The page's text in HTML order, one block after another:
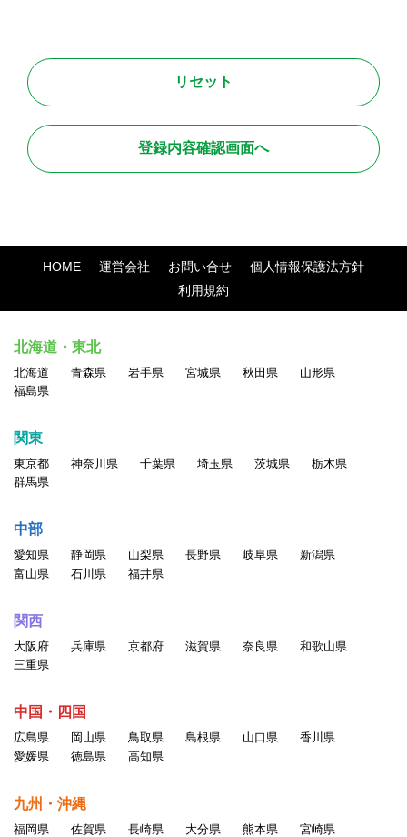
●禁止行為
本サービス利用に関しまして、全てのユーザが法令に則って安
全且つ快適に取引を行って頂くために、以下に定める行為を禁
る行為
・他のユーザのアクセスまたは操作を妨害する行為
・サイト運営またはネットワーク・システムを妨害する行為
権、その他の権利を侵害する行為
・他のユーザに対する中傷、脅迫、いやがらせ、その他経済的
もしくは精神的損害または不利益を与える行為
・ポルノ、ヌード画像、その他一般の方が不快に感ずる画像、
言葉、その他の表現の掲載
・情報を改ざん・消去する行為、または事実に反する情報を送
・自分以外の人物を名乗ったり、代理権がないにもかかわらず
会社などの組織を名乗ったり、または他の人 物や組織と提
携、協力関係にあると偽ったりする行為。
・当サービスに関わる記載について、無断でそのコピー、複
製、アップロード、掲示、伝送、配布等をする行為
・同じアカウントを複数人で利用する行為
・その他公序良俗、一般常識に反する行為、当社が不適切と判
断した行為
めたしかるべき処置をとるものと
します。
HOME 運営会社 お問い合せ
個人情報保護法方針
利用規約
北海道・東北
北海道 青森県 岩手県 宮城県 秋田県
山形県
福島県
関東
東京都 神奈川県 千葉県 埼玉県 茨城県
栃木県
群馬県
中部
愛知県 静岡県 山梨県 長野県 岐阜県
新潟県
富山県
石川県 福井県
関西
大阪府 兵庫県 京都府 滋賀県 奈良県
和歌山県
三重県
中国・四国
広島県 岡山県 鳥取県 島根県 山口県
香川県
愛媛県
徳島県 高知県
九州・沖縄
福岡県 佐賀県 長崎県 大分県 熊本県 宮崎県